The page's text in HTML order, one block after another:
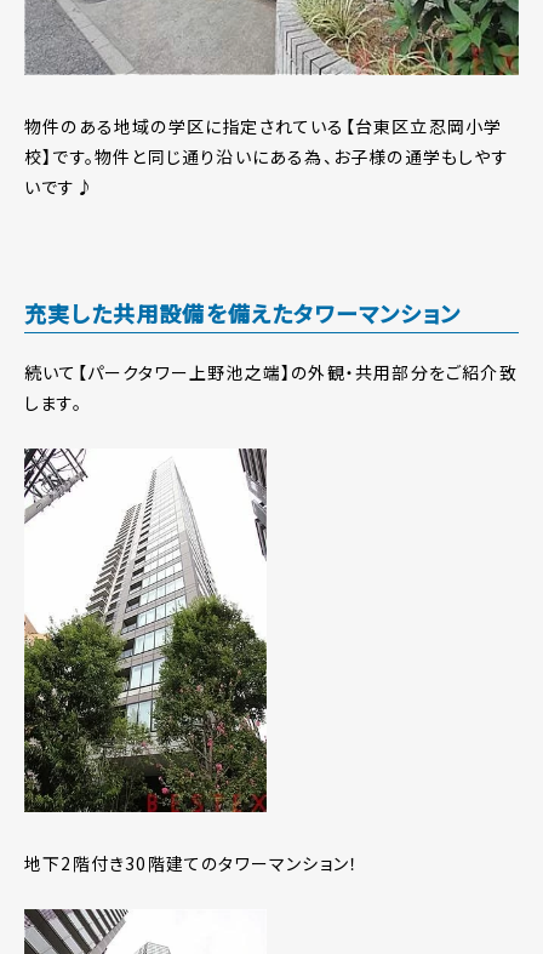
物件のある地域の学区に指定されている【台東区立忍岡小学
校】です。物件と同じ通り沿いにある為、お子様の通学もしやす
いです♪
充実した共用設備を備えたタワーマンション
続いて【パークタワー上野池之端】の外観・共用部分をご紹介致
します。
地下2階付き30階建てのタワーマンション！